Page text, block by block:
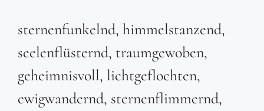
sternenfunkelnd, himmelstanzend,
seelenflüsternd, traumgewoben,
geheimnisvoll, lichtgeflochten,
ewigwandernd, sternenflimmernd,